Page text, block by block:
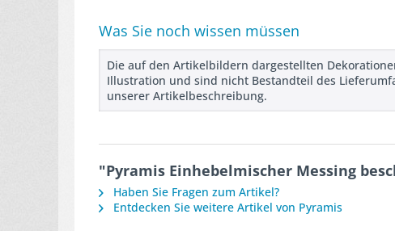
Was Sie noch wissen müssen
Die auf den Artikelbildern dargestellten
Illustration und sind nicht Bestandteil des
unserer Artikelbeschreibung.
"Pyramis Einhebelmischer Messing
Haben Sie Fragen zum Artikel?
Entdecken Sie weitere Artikel von Pyramis